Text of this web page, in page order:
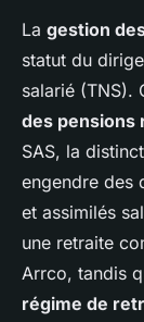
La gestion
statut du
salarié (TNS).
des pensions
SAS, la
engendre des
et assimilés
une retraite
Arrco, tandis
régime de